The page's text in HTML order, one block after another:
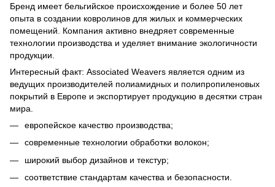
Бренд имеет бельгийское происхождение и более 50 лет
опыта в создании ковролинов для жилых и коммерческих
помещений. Компания активно внедряет современные
технологии производства и уделяет внимание экологичности
продукции.
Интересный факт: Associated Weavers является одним из
ведущих производителей полиамидных и полипропиленовых
покрытий в Европе и экспортирует продукцию в десятки стран
мира.
европейское качество производства;
современные технологии обработки волокон;
широкий выбор дизайнов и текстур;
соответствие стандартам качества и безопасности.